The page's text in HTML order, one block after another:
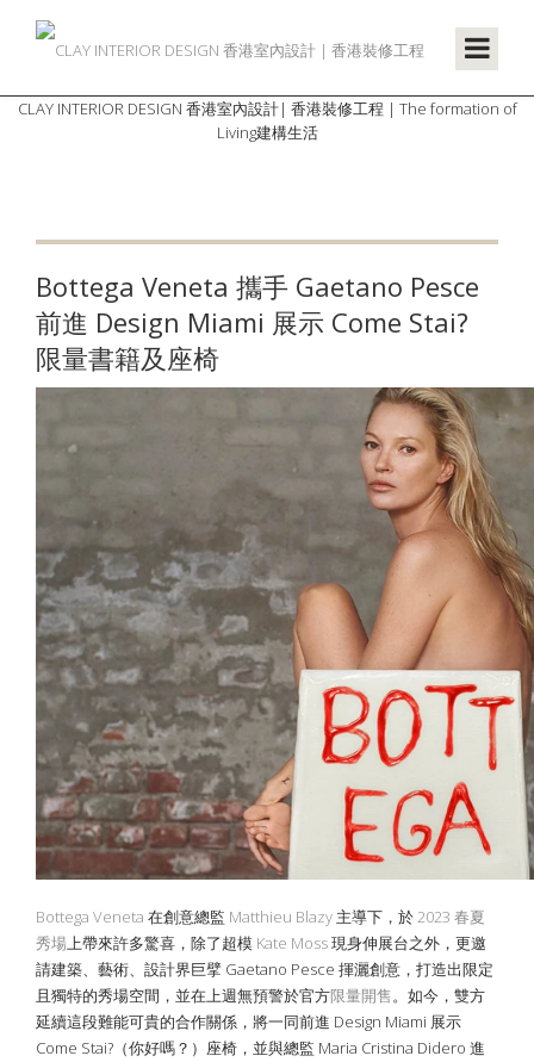
CLAY INTERIOR DESIGN 香港室內設計| 香港裝修工程 | The formation of
Living建構生活
Bottega Veneta 攜手 Gaetano Pesce
前進 Design Miami 展示 Come Stai?
限量書籍及座椅
Bottega Veneta 在創意總監 Matthieu Blazy 主導下，於2023 春夏
秀場上帶來許多驚喜，除了超模 Kate Moss現身伸展台之外，更邀
請建築、藝術、設計界巨擘 Gaetano Pesce 揮灑創意，打造出限定
且獨特的秀場空間，並在上週無預警於官方限量開售。如今，雙方
延續這段難能可貴的合作關係，將一同前進 Design Miami 展示
Come Stai? （你好嗎？）座椅，並與總監 Maria Cristina Didero 進